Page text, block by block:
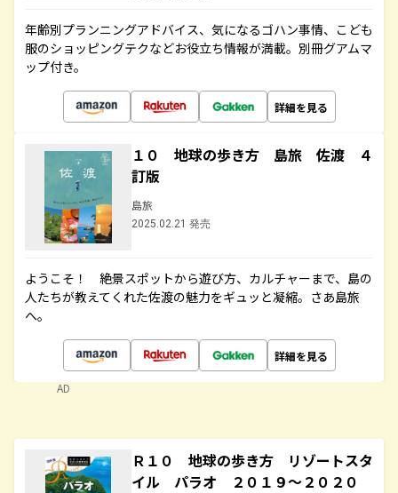
年齢別プランニングアドバイス、気になるゴハン事情、こども
服のショッピングテクなどお役立ち情報が満載。別冊グアムマ
ップ付き。
詳細を見る
１０ 地球の歩き方 島旅 佐渡 ４
訂版
島旅
2025.02.21 発売
ようこそ！ 絶景スポットから遊び方、カルチャーまで、島の
人たちが教えてくれた佐渡の魅力をギュッと凝縮。さあ島旅
へ。
詳細を見る
AD
Ｒ１０ 地球の歩き方 リゾートスタ
イル パラオ ２０１９～２０２０